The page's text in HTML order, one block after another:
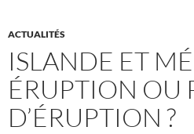
ACTUALITÉS
ISLANDE ET
ÉRUPTION OU
D’ÉRUPTION ?